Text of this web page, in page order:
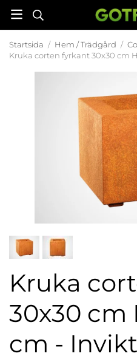
Startsida / Hem / Trädgård /
Kruka corten fyrkant 30x30 cm
Kruka
30x30 cm
cm -